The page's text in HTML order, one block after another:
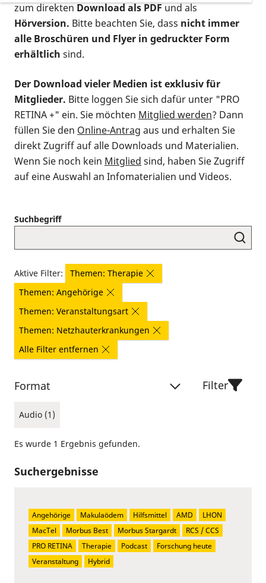
zum direktenDownload als PDFund als
Hörversion. Bitte beachten Sie, dass nicht immer
alle Broschüren und Flyer in gedruckter Form
erhältlich sind.
Der Download vieler Medien ist exklusiv für
Mitglieder. Bitte loggen Sie sich dafür unter "PRO
RETINA +" ein. Sie möchten Mitglied werden? Dann
füllen Sie den Online-Antrag aus und erhalten Sie
direkt Zugriff auf alle Downloads und Materialien.
Wenn Sie noch kein Mitglied sind, haben Sie Zugriff
auf eine Auswahl an Infomaterialien und Videos.
Suchbegriff
Aktive Filter:
Themen: Therapie
Themen: Angehörige
Themen: Veranstaltungsart
Themen: Netzhauterkrankungen
Alle Filter entfernen
Format
Audio (1)
Filter
Es wurde 1 Ergebnis gefunden.
Suchergebnisse
Angehörige Makulaödem Hilfsmittel AMD
LHON
MacTel
Morbus Best Morbus Stargardt
RCS / CCS
PRO RETINA
Therapie Podcast
Forschung heute
Veranstaltung
Hybrid